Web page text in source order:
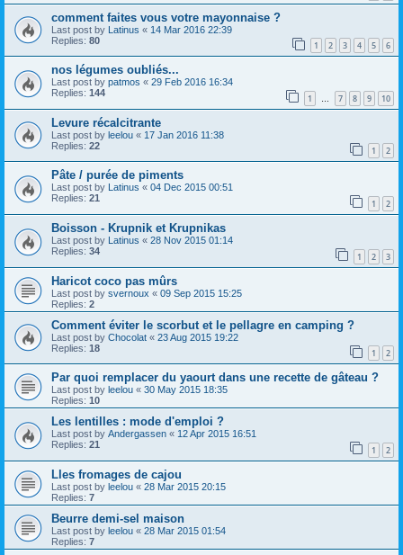
comment faites vous votre mayonnaise ?
Last post by Latinus « 14 Mar 2016 22:39
Replies: 80 1 2 3 4 5 6
nos légumes oubliés...
Last post by patmos « 29 Feb 2016 16:34
Replies: 144 1 … 7 8 9 10
Levure récalcitrante
Last post by leelou « 17 Jan 2016 11:38
Replies: 22 1 2
Pâte / purée de piments
Last post by Latinus « 04 Dec 2015 00:51
Replies: 21 1 2
Boisson - Krupnik et Krupnikas
Last post by Latinus « 28 Nov 2015 01:14
Replies: 34 1 2 3
Haricot coco pas mûrs
Last post by svernoux « 09 Sep 2015 15:25
Replies: 2
Comment éviter le scorbut et le pellagre en camping ?
Last post by Chocolat « 23 Aug 2015 19:22
Replies: 18 1 2
Par quoi remplacer du yaourt dans une recette de gâteau ?
Last post by leelou « 30 May 2015 18:35
Replies: 10
Les lentilles : mode d'emploi ?
Last post by Andergassen « 12 Apr 2015 16:51
Replies: 21 1 2
Lles fromages de cajou
Last post by leelou « 28 Mar 2015 20:15
Replies: 7
Beurre demi-sel maison
Last post by leelou « 28 Mar 2015 01:54
Replies: 7